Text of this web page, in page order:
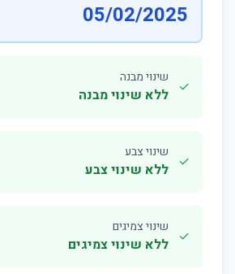
05/02/2025
✓
שינוי מבנה
ללא שינוי מבנה
✓
שינוי צבע
ללא שינוי צבע
✓
שינוי צמיגים
ללא שינוי צמיגים